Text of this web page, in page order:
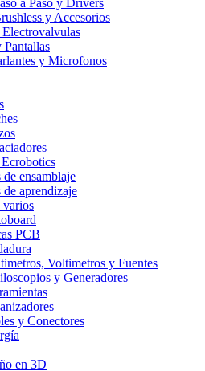
y Accesorios
y Microfonos
ensamblaje
aprendizaje
varios
PCB
Voltimetros y Fuentes
y Generadores
y Conectores
en 3D